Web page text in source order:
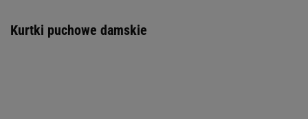
Kurtki puchowe damskie